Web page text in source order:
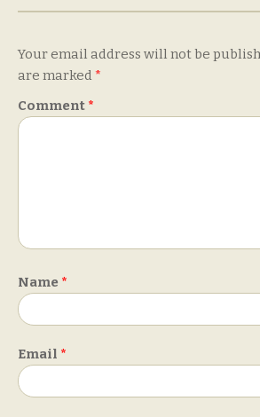
Your email address will not be
are marked *
Comment *
Name *
Email *